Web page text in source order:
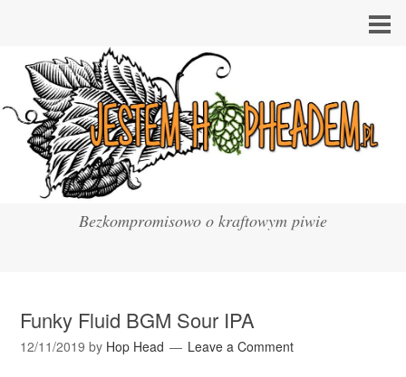
Bezkompromisowo o kraftowym piwie
Funky Fluid BGM Sour IPA
12/11/2019 by Hop Head Leave a Comment